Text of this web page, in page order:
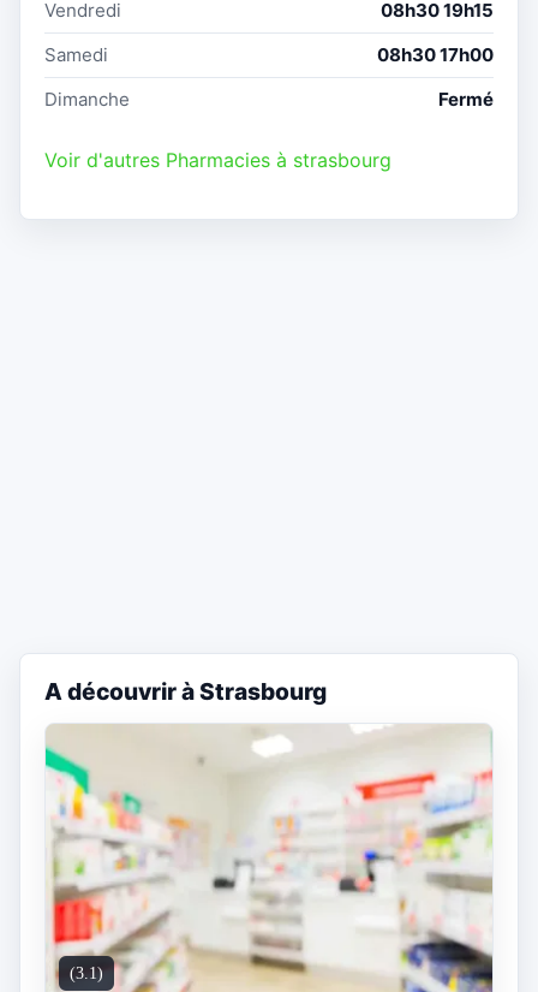
Vendredi
08h30 19h15
Samedi
08h30 17h00
Dimanche
Fermé
Voir d'autres Pharmacies à strasbourg
A découvrir à Strasbourg
(3.1)